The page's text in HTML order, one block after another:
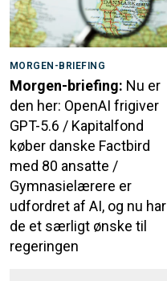
MORGEN-BRIEFING
Morgen-briefing: Nu er
den her: OpenAI frigiver
GPT-5.6 / Kapitalfond
køber danske Factbird
med 80 ansatte /
Gymnasielærere er
udfordret af AI, og nu har
de et særligt ønske til
regeringen